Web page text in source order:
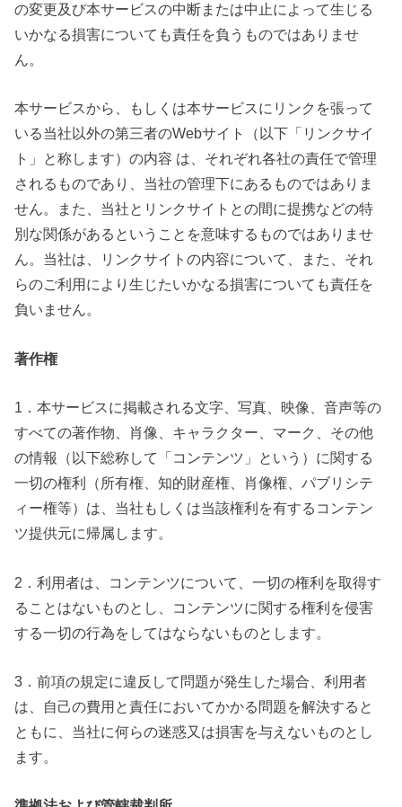
の変更及び本サービスの中断または中止によって生じる
いかなる損害についても責任を負うものではありませ
ん。
本サービスから、もしくは本サービスにリンクを張って
いる当社以外の第三者のWebサイト（以下「リンクサイ
ト」と称します）の内容 は、それぞれ各社の責任で管理
されるものであり、当社の管理下にあるものではありま
せん。また、当社とリンクサイトとの間に提携などの特
別な関係があるということを意味するものではありませ
ん。当社は、リンクサイトの内容について、また、それ
らのご利用により生じたいかなる損害についても責任を
負いません。
著作権
1．本サービスに掲載される文字、写真、映像、音声等の
すべての著作物、肖像、キャラクター、マーク、その他
の情報（以下総称して「コンテンツ」という）に関する
一切の権利（所有権、知的財産権、肖像権、パブリシテ
ィー権等）は、当社もしくは当該権利を有するコンテン
ツ提供元に帰属します。
2．利用者は、コンテンツについて、一切の権利を取得す
ることはないものとし、コンテンツに関する権利を侵害
する一切の行為をしてはならないものとします。
3．前項の規定に違反して問題が発生した場合、利用者
は、自己の費用と責任においてかかる問題を解決すると
ともに、当社に何らの迷惑又は損害を与えないものとし
ます。